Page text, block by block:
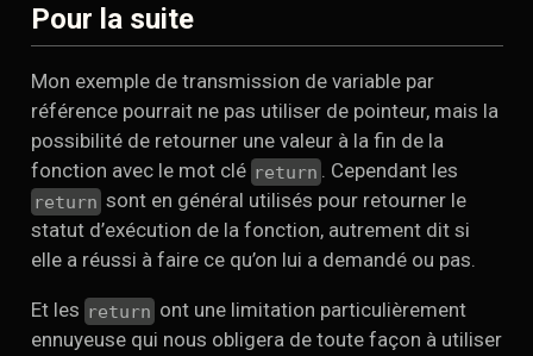
Pour la suite
Mon exemple de transmission de variable par
référence pourrait ne pas utiliser de pointeur, mais la
possibilité de retourner une valeur à la fin de la
fonction avec le mot clé return . Cependant les
return sont en général utilisés pour retourner le
statut d’exécution de la fonction, autrement dit si
elle a réussi à faire ce qu’on lui a demandé ou pas.
Et les return ont une limitation particulièrement
ennuyeuse qui nous obligera de toute façon à utiliser